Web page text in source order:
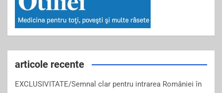
articole recente
EXCLUSIVITATE/Semnal clar pentru intrarea României în